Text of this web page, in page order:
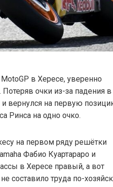
в Хересе, уверенно
очки из-за падения в
и вернулся на первую
Ринса на одно очко.
на первом ряду решётки
Фабио Куартараро и
в Хересе правый, а вот
составило труда по-